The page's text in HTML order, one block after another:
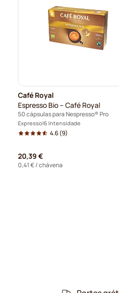
Café Royal
Espresso Bio – Café Royal
50 cápsulas para Nespresso® Pro
Expresso 6 Intensidade
4.6(9)
20,39 €
0,41 €/ chávena